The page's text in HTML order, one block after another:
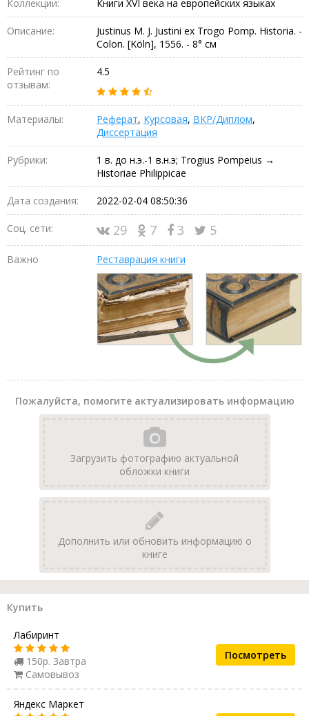
Коллекции: Книги XVI века на европейских языках
Описание:
Justinus M. J. Justini ex Trogo Pomp. Historia. -
Colon. [Köln], 1556. - 8° см
Рейтинг по
отзывам:
4.5
Материалы: Реферат, Курсовая, ВКР/Диплом,
Диссертация
Рубрики:
1 в. до н.э.-1 в.н.э; Trogius Pompeius →
Historiae Philippicae
Дата создания: 2022-02-04 08:50:36
Соц. сети: 29 7 3 5
Важно Реставрация книги
Пожалуйста, помогите актуализировать информацию
Загрузить фотографию актуальной
обложки книги
Дополнить или обновить информацию о
книге
Купить
Лабиринт
150р. Завтра
Самовывоз
Посмотреть
Яндекс Маркет